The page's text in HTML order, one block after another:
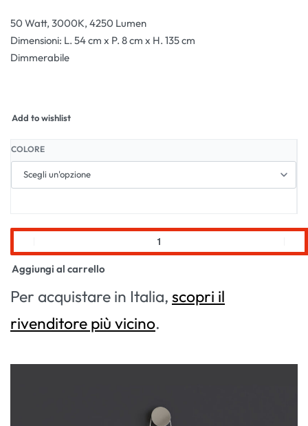
50 Watt, 3000K, 4250 Lumen
Dimensioni: L. 54cm x P. 8cm x H. 135cm
Dimmerabile
Add to wishlist
COLORE
Aggiungi al carrello
Per acquistare in Italia, scopri il
rivenditore più vicino.